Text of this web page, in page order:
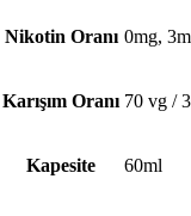
Nikotin Oranı 0mg,
Karışım Oranı 70 vg /
Kapesite 60ml